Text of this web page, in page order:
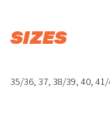
SIZES
35/36, 37, 38/39, 40,